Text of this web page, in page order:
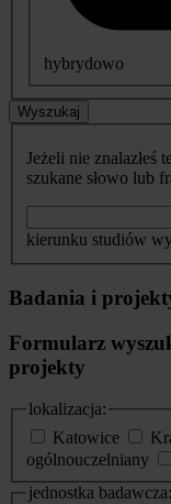
hybrydowo
Wyszukaj
Jeżeli nie znalazłeś
szukane słowo lub
kierunku studiów
Badania i
Formularz
projekty
lokalizacja:
Katowice
ogólnouczelniany
jednostka badawcza: